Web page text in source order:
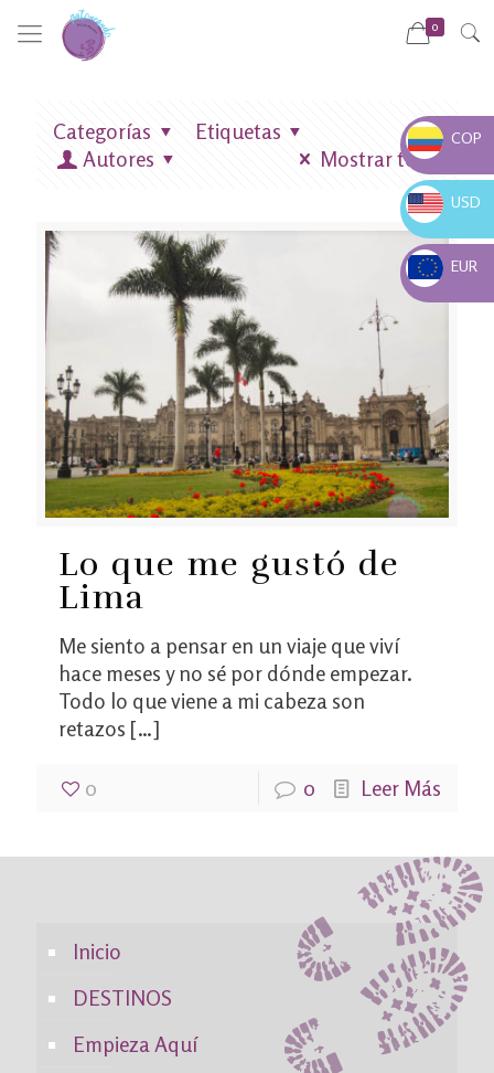
0
Categorías
Etiquetas
Autores
Mostrar todo
Lo que me gustó de
Lima
Me siento a pensar en un viaje que viví
hace meses y no sé por dónde empezar.
Todo lo que viene a mi cabeza son
retazos […]
0 0 Leer Más
Inicio
DESTINOS
Empieza Aquí
COP $
COP
USD $
USD
EUR €
EUR